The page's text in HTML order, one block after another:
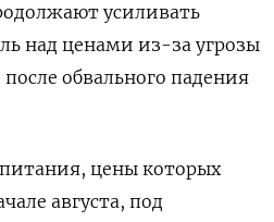
усиливать
над ценами из-за угрозы
обвального падения
цены которых
августа, под